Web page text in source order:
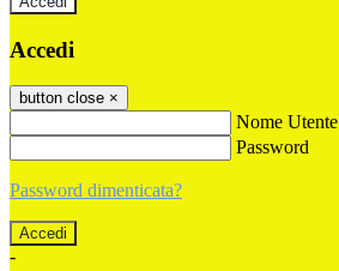
Accedi
button close ×
Nome Utente
Password
Password dimenticata?
-